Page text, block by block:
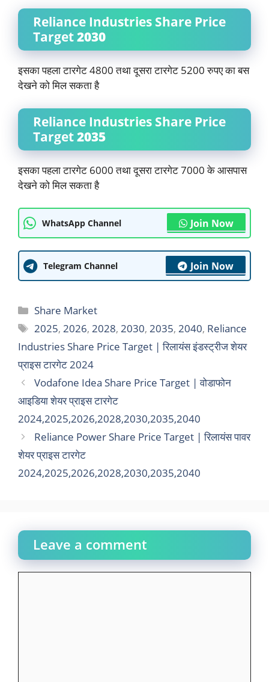
Reliance Industries Share Price
Target2030
इसका पहला टारगेट 4800 तथा दूसरा टारगेट 5200 रुपए का बस
देखने को मिल सकता है
Reliance Industries Share Price
Target2035
इसका पहला टारगेट 6000 तथा दूसरा टारगेट 7000 के आसपास
देखने को मिल सकता है
WhatsApp Channel Join Now
Telegram Channel Join Now
Categories
Share Market
Tags
2025,2026,2028,2030,2035,2040, Reliance
Industries Share Price Target | रिलायंस इंडस्ट्रीज शेयर
प्राइस टारगेट 2024
Vodafone Idea Share Price Target | वोडाफोन
आइडिया शेयर प्राइस टारगेट
2024,2025,2026,2028,2030,2035,2040
Reliance Power Share Price Target | रिलायंस पावर
शेयर प्राइस टारगेट
2024,2025,2026,2028,2030,2035,2040
Leave a comment